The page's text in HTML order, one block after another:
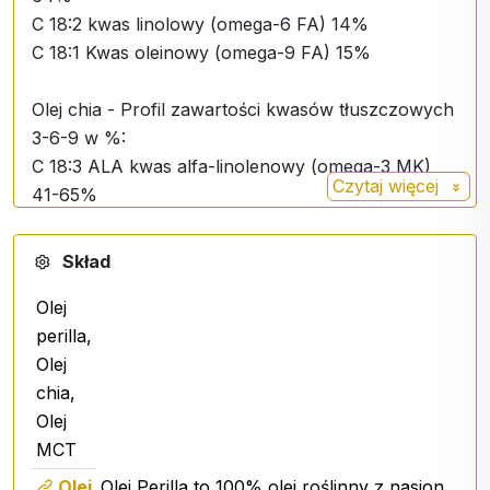
C 18:2 kwas linolowy (omega-6 FA) 14%
C 18:1 Kwas oleinowy (omega-9 FA) 15%
Olej chia - Profil zawartości kwasów tłuszczowych
3-6-9 w %:
C 18:3 ALA kwas alfa-linolenowy (omega-3 MK)
41-65%
C 18:1 Kwas oleinowy (omega-9 FA) 5 - 9%
Olej kokosowy MCT - profil zawartości kwasów
tłuszczowych w %:
C 8:0 Kwas kaprylowy 50 - 80%
C 10:0 Kwas kaprylowy 20 - 50%
C 12:0 Kwas laurynowy ˂3%
Opis:
Czytaj więcej
Skład
Olej
perilla,
Olej
chia,
Olej
MCT